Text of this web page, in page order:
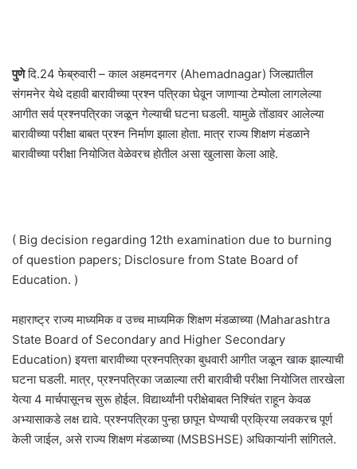
पुणेदि.24 फेब्रुवारी – काल अहमदनगर (Ahemadnagar) जिल्ह्यातील
संगमनेर येथे दहावी बारावीच्या प्रश्न पत्रिका घेवून जाणाऱ्या टेम्पोला लागलेल्या
आगीत सर्व प्रश्नपत्रिका जळून गेल्याची घटना घडली. यामुळे तोंडावर आलेल्या
बारावीच्या परीक्षा बाबत प्रश्न निर्माण झाला होता. मात्र राज्य शिक्षण मंडळाने
बारावीच्या परीक्षा नियोजित वेळेवरच होतील असा खुलासा केला आहे.
( Big decision regarding 12th examination due to burning
of question papers; Disclosure from State Board of
Education. )
महाराष्ट्र राज्य माध्यमिक व उच्च माध्यमिक शिक्षण मंडळाच्या (Maharashtra
State Board of Secondary and Higher Secondary
Education) इयत्ता बारावीच्या प्रश्नपत्रिका बुधवारी आगीत जळून खाक झाल्याची
घटना घडली. मात्र, प्रश्नपत्रिका जळाल्या तरी बारावीची परीक्षा नियोजित तारखेला
येत्या 4 मार्चपासूनच सुरू होईल. विद्यार्थ्यांनी परीक्षेबाबत निश्चिंत राहून केवळ
अभ्यासाकडे लक्ष द्यावे. प्रश्नपत्रिका पुन्हा छापून घेण्याची प्रक्रिया लवकरच पूर्ण
केली जाईल, असे राज्य शिक्षण मंडळाच्या (MSBSHSE) अधिकाऱ्यांनी सांगितले.